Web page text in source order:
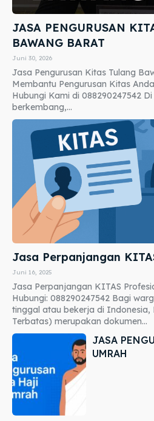
JASA PENGURUSAN
BAWANG BARAT
Juni 30, 2026
Jasa Pengurusan Kitas Tulang
Membantu Pengurusan Kitas
Hubungi Kami di 088290247542
berkembang,...
Jasa Perpanjangan
Juni 16, 2025
Jasa Perpanjangan KITAS
Hubungi: 088290247542 Bagi
tinggal atau bekerja di Indonesia,
Terbatas) merupakan dokumen...
JASA
UMRAH